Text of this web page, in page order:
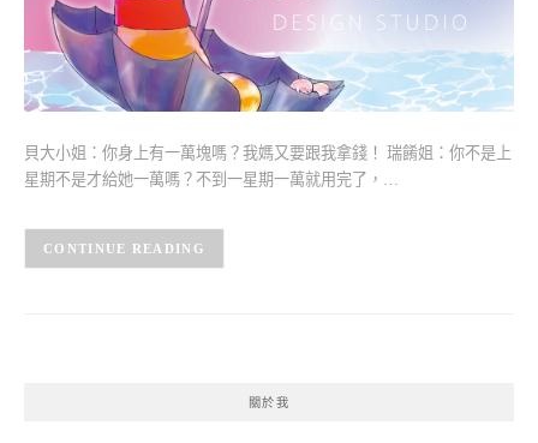
貝大小姐：你身上有一萬塊嗎？我媽又要跟我拿錢！ 瑞餚姐：你不是上
星期不是才給她一萬嗎？不到一星期一萬就用完了，…
CONTINUE READING
關於我